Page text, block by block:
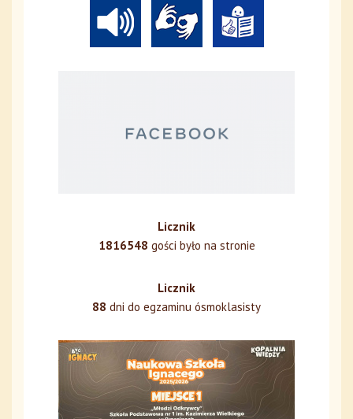
Licznik
1816548 gości było na stronie
Licznik
88 dni do egzaminu ósmoklasisty